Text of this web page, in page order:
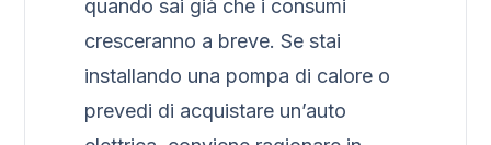
quando sai già che i consumi
cresceranno a breve. Se stai
installando una pompa di calore o
prevedi di acquistare un’auto